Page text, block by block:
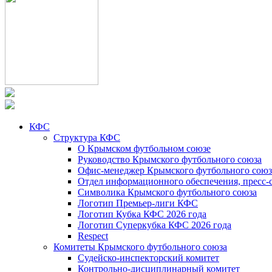
КФС
Структура КФС
О Крымском футбольном союзе
Руководство Крымского футбольного союза
Офис-менеджер Крымского футбольного
Отдел информационного обеспечения, пресс-
Символика Крымского футбольного союза
Логотип Премьер-лиги КФС
Логотип Кубка КФС 2026 года
Логотип Суперкубка КФС 2026 года
Respect
Комитеты Крымского футбольного союза
Судейско-инспекторский комитет
Контрольно-дисциплинарный комитет